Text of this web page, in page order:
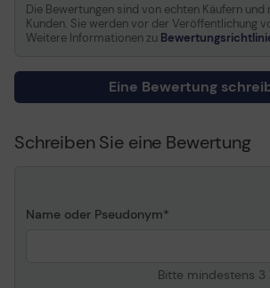
M2029,
M2060,
SL-
SL-M2071,
M2071FH,
M2077F,
Die Bewertungen sind von echten Käufern
Kunden. Sie werden vor der Veröffentlichung
Weitere Informationen zu
Eine Bewertung
Schreiben Sie eine Bewertung
Name oder Pseudonym
Bitte mindestens 3